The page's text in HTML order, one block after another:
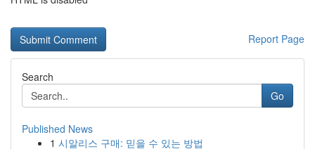
Report Page
Search
Go
Published News
1 시알리스 구매: 믿을 수 있는 방법